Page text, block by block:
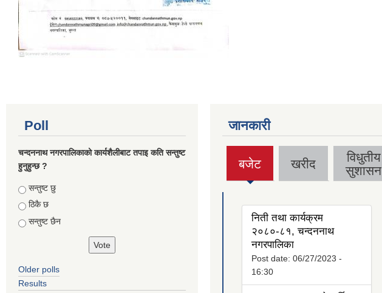
Poll
चन्दननाथ नगरपालिकाको कार्यशैलीबाट तपाइ कति सन्तुष्ट
हुनुहुन्छ ?
Choices
सन्तुष्ट छु
ठिकै छ
सन्तुष्ट छैन
Older polls
Results
जानकारी
बजेट
(active
tab)
खरीद
विधुतीय
सुशासन
निती तथा कार्यक्रम
२०८०-८१, चन्दननाथ
नगरपालिका
Post date: 06/27/2023 -
16:30